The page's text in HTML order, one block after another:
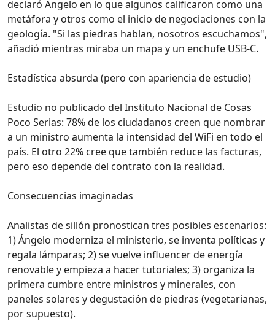
declaró Ángelo en lo que algunos calificaron como una
metáfora y otros como el inicio de negociaciones con la
geología. "Si las piedras hablan, nosotros escuchamos",
añadió mientras miraba un mapa y un enchufe USB-C.
Estadística absurda (pero con apariencia de estudio)
Estudio no publicado del Instituto Nacional de Cosas
Poco Serias: 78% de los ciudadanos creen que nombrar
a un ministro aumenta la intensidad del WiFi en todo el
país. El otro 22% cree que también reduce las facturas,
pero eso depende del contrato con la realidad.
Consecuencias imaginadas
Analistas de sillón pronostican tres posibles escenarios:
1) Ángelo moderniza el ministerio, se inventa políticas y
regala lámparas; 2) se vuelve influencer de energía
renovable y empieza a hacer tutoriales; 3) organiza la
primera cumbre entre ministros y minerales, con
paneles solares y degustación de piedras (vegetarianas,
por supuesto).